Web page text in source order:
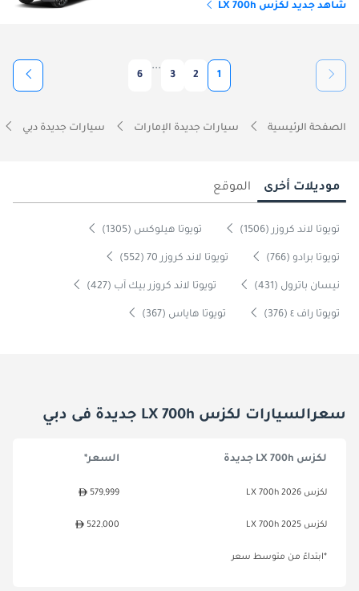
شاهد جديد لكزس LX 700h
1
2
3
...
6
الصفحة الرئيسية سيارات جديدة الإمارات سيارات جديدة دبي
موديلات أخرى الموقع
تويوتا لاند كروزر (1506) تويوتا هيلوكس (1305)
تويوتا برادو (766) تويوتا لاند كروزر 70 (552)
نيسان باترول (431) تويوتا لاند كروزر بيك آب (427)
تويوتا راف ٤ (376) تويوتا هاياس (367)
سعرالسيارات لكزس LX 700h جديدة فى دبي
لكزس LX 700h جديدة السعر*
لكزس LX 700h 2026 579,999
لكزس LX 700h 2025 522,000
*ابتداءً من متوسط سعر